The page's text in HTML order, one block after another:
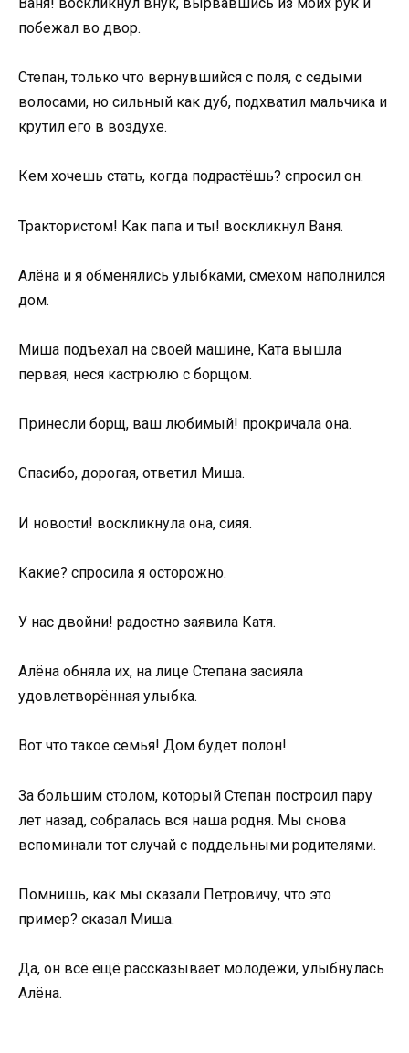
побежал во двор.
Степан, только что вернувшийся с поля, с седыми
волосами, но сильный как дуб, подхватил мальчика и
крутил его в воздухе.
Кем хочешь стать, когда подрастёшь? спросил он.
Трактористом! Как папа и ты! воскликнул Ваня.
Алёна и я обменялись улыбками, смехом наполнился
дом.
Миша подъехал на своей машине, Ката вышла
первая, неся кастрюлю с борщом.
Принесли борщ, ваш любимый! прокричала она.
Спасибо, дорогая, ответил Миша.
И новости! воскликнула она, сияя.
Какие? спросила я осторожно.
У нас двойни! радостно заявила Катя.
Алёна обняла их, на лице Степана засияла
удовлетворённая улыбка.
Вот что такое семья! Дом будет полон!
За большим столом, который Степан построил пару
лет назад, собралась вся наша родня. Мы снова
вспоминали тот случай с поддельными родителями.
Помнишь, как мы сказали Петровичу, что это
пример? сказал Миша.
Да, он всё ещё рассказывает молодёжи, улыбнулась
Алёна.